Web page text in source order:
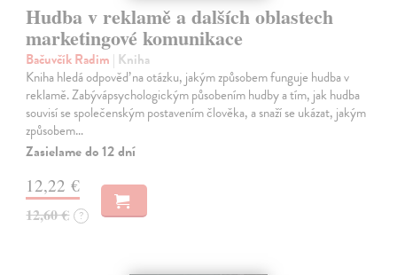
Hudba v reklamě a dalších oblastech
marketingové komunikace
Bačuvčík Radim | Kniha
Kniha hledá odpověď na otázku, jakým způsobem funguje hudba v
reklamě. Zabývápsychologickým působením hudby a tím, jak hudba
souvisí se společenským postavením člověka, a snaží se ukázat, jakým
způsobem…
Zasielame do 12 dní
12,22 €
12,60 € ?